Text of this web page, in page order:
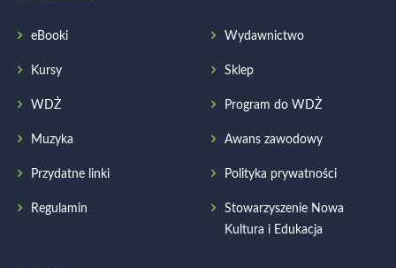
eBooki Wydawnictwo
Kursy Sklep
WDŻ Program do WDŻ
Muzyka Awans zawodowy
Przydatne linki Polityka prywatności
Regulamin
Stowarzyszenie Nowa
Kultura i Edukacja